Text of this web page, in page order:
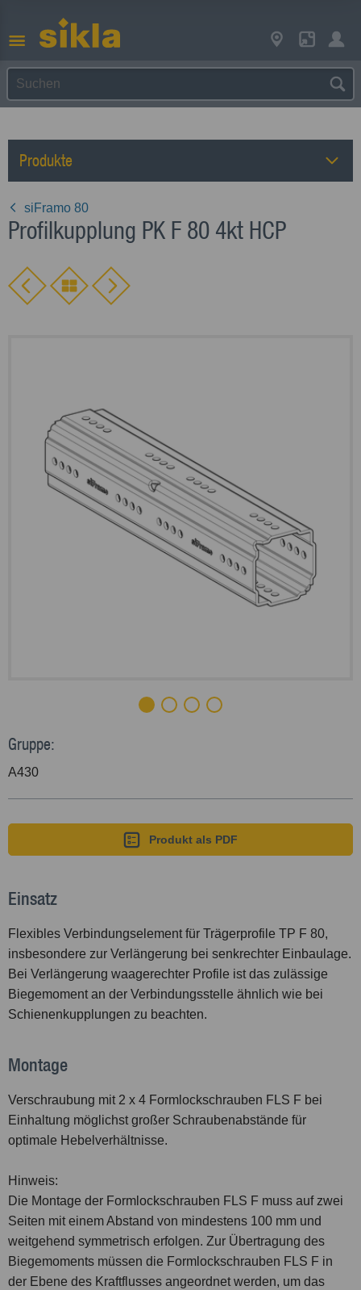
Produkte
siFramo 80
Profilkupplung PK F 80 4kt HCP
Gruppe:
A430
Produkt als PDF
Einsatz
Flexibles Verbindungselement für Trägerprofile TP F 80,
insbesondere zur Verlängerung bei senkrechter Einbaulage.
Bei Verlängerung waagerechter Profile ist das zulässige
Biegemoment an der Verbindungsstelle ähnlich wie bei
Schienenkupplungen zu beachten.
Montage
Verschraubung mit 2 x 4 Formlockschrauben FLS F bei
Einhaltung möglichst großer Schraubenabstände für
optimale Hebelverhältnisse.
Hinweis:
Die Montage der Formlockschrauben FLS F muss auf zwei
Seiten mit einem Abstand von mindestens 100 mm und
weitgehend symmetrisch erfolgen. Zur Übertragung des
Biegemoments müssen die Formlockschrauben FLS F in
der Ebene des Kraftflusses angeordnet werden, um das